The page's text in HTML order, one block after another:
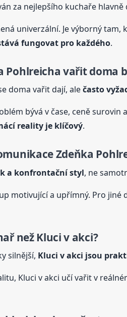
za nejlepšího kuchaře hlavně
univerzální. Je výborný
fungovat pro každého.
Pohlreicha vařit doma
doma vařit dají, alečasto
bývá v čase, ceně
reality je klíčový.
Zdeňka
a konfrontační styl, ne
motivující a upřímný. Pro
než Kluci v akci?
silnější, Kluci v akci jsou
Kluci v akci učí vařit v